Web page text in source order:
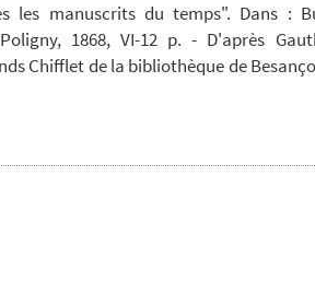
les manuscrits du temps". Dans :
1868, VI-12 p. - D'après
Chifflet de la bibliothèque de